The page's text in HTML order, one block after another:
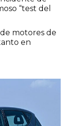
“test del
motores de
en